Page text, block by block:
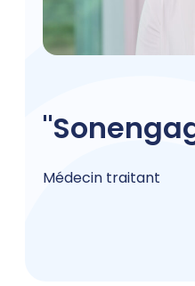
"Son
Médecin traitant